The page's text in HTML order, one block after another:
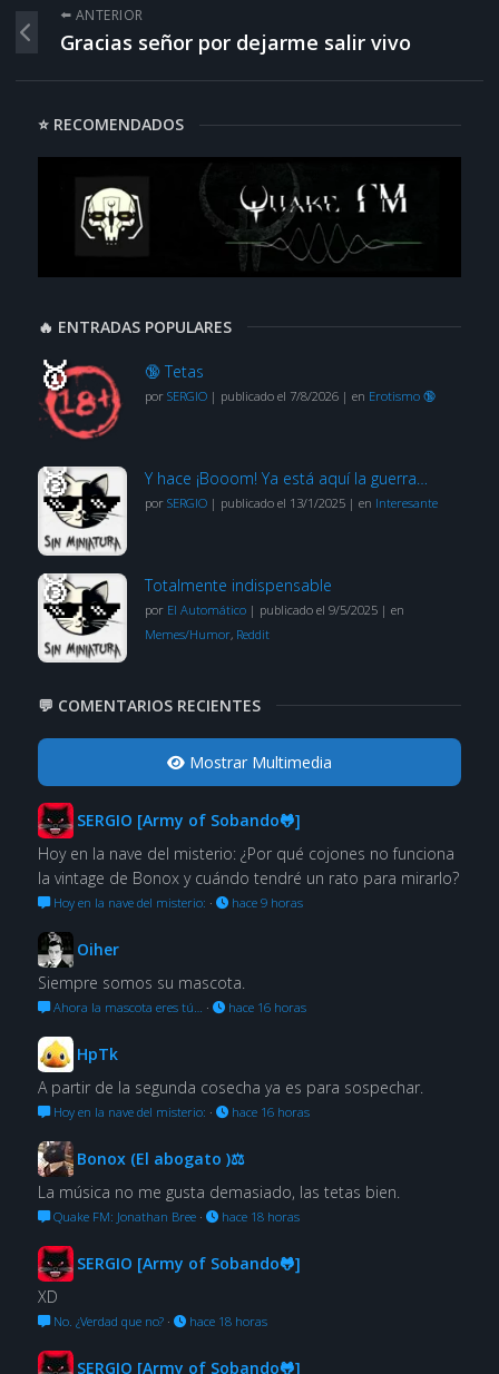
⬅️ ANTERIOR
Gracias señor por dejarme salir vivo
⭐ RECOMENDADOS
🔥 ENTRADAS POPULARES
🔞 Tetas
por SERGIO| publicado el 7/8/2026| en Erotismo 🔞
Y hace ¡Booom! Ya está aquí la guerra…
por SERGIO| publicado el 13/1/2025| en Interesante
Totalmente indispensable
por El Automático| publicado el 9/5/2025| en
Memes/Humor, Reddit
💬 COMENTARIOS RECIENTES
Mostrar Multimedia
SERGIO [Army of Sobando🐸]
Hoy en la nave del misterio: ¿Por qué cojones no funciona
la vintage de Bonox y cuándo tendré un rato para mirarlo?
Hoy en la nave del misterio: · hace 9 horas
Oiher
Siempre somos su mascota.
Ahora la mascota eres tú… · hace 16 horas
HpTk
A partir de la segunda cosecha ya es para sospechar.
Hoy en la nave del misterio: · hace 16 horas
Bonox (El abogato )⚖
La música no me gusta demasiado, las tetas bien.
Quake FM: Jonathan Bree· hace 18 horas
SERGIO [Army of Sobando🐸]
XD
No. ¿Verdad que no?· hace 18 horas
SERGIO [Army of Sobando🐸]